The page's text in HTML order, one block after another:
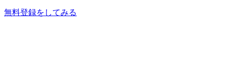
無料登録をしてみる